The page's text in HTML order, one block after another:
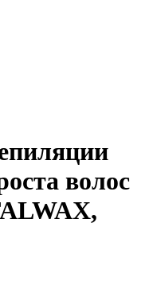
волос